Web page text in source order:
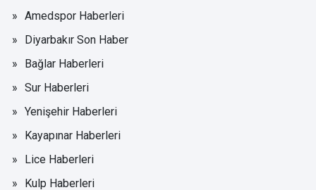
Amedspor Haberleri
Diyarbakır Son Haber
Bağlar Haberleri
Sur Haberleri
Yenişehir Haberleri
Kayapınar Haberleri
Lice Haberleri
Kulp Haberleri